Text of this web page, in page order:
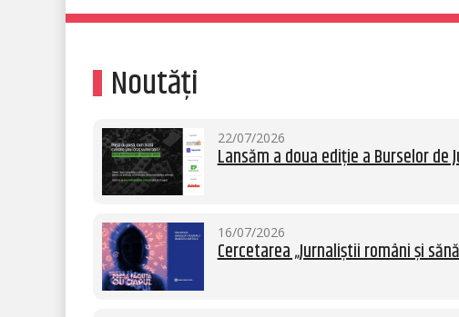
Noutăți
22/07/2026
Lansăm a doua ediție a Burselor de
16/07/2026
Cercetarea „Jurnaliștii români și